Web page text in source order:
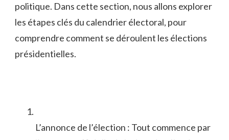
politique. Dans cette⁤ section, nous allons⁢ explorer
les étapes clés du calendrier⁣ électoral, pour
comprendre comment se déroulent les élections
⁤présidentielles.
L’annonce​ de l’élection​ : ‌Tout commence ‌par